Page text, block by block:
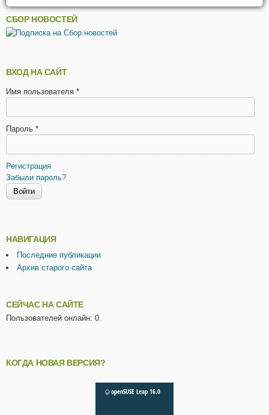
СБОР НОВОСТЕЙ
ВХОД НА САЙТ
Имя пользователя *
Пароль *
Регистрация
Забыли пароль?
НАВИГАЦИЯ
Последние публикации
Архив старого сайта
СЕЙЧАС НА САЙТЕ
Пользователей онлайн: 0.
КОГДА НОВАЯ ВЕРСИЯ?